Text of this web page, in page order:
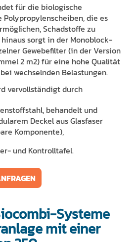
für die biologische
Polypropylenscheiben, die es
Schadstoffe zu
sorgt in der Monoblock-
Gewebefilter (in der Version
2 m2) für eine hohe Qualität
wechselnden Belastungen.
vervollständigt durch
behandelt und
Deckel aus Glasfaser
Komponente),
und Kontrolltafel.
Systeme
mit einer